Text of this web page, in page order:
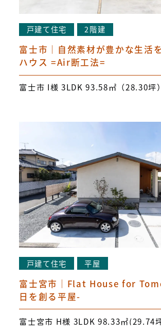
戸建て住宅 2階建
富士市｜自然素材が豊かな生活
ハウス =Air断工法=
富士市 I様 3LDK 93.58㎡（28.30坪）
戸建て住宅 平屋
富士宮市｜Flat House for
日を創る平屋-
富士宮市 H様 3LDK 98.33㎡(29.74